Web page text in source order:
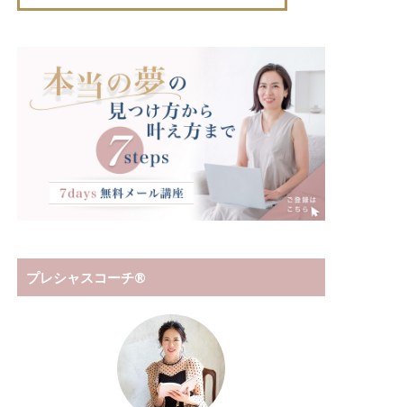
プレシャスコーチ®